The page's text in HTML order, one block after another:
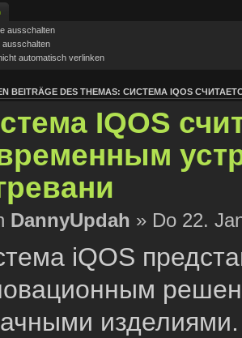
ausschalten
automatisch verlinken
BEITRÄGE DES THEMAS: СИСТЕМА IQOS
IQOS
DannyUpdah » Do 22.
iQOS
изделиями.